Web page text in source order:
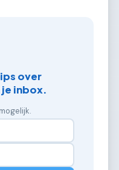
over
inbox.